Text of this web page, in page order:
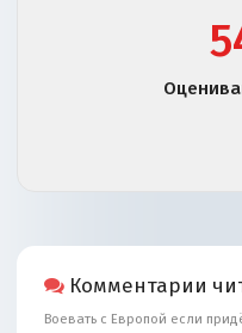
Комментарии
Воевать с Европой если